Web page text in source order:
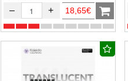
– + 18,65€